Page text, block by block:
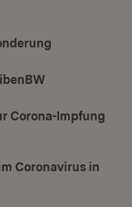
Corona-Impfung
Coronavirus in